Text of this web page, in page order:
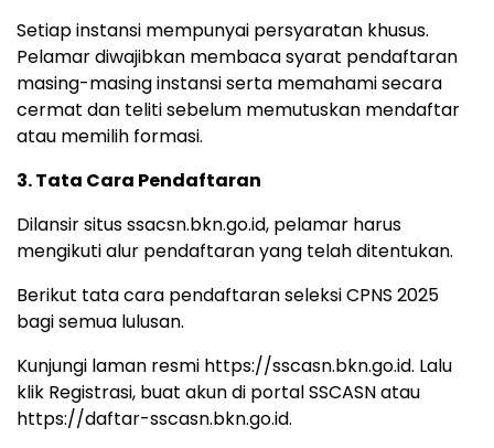
Setiap instansi mempunyai persyaratan khusus.
Pelamar diwajibkan membaca syarat pendaftaran
masing-masing instansi serta memahami secara
cermat dan teliti sebelum memutuskan mendaftar
atau memilih formasi.
3. Tata Cara Pendaftaran
Dilansir situs ssacsn.bkn.go.id, pelamar harus
mengikuti alur pendaftaran yang telah ditentukan.
Berikut tata cara pendaftaran seleksi CPNS 2025
bagi semua lulusan.
Kunjungi laman resmi https://sscasn.bkn.go.id. Lalu
klik Registrasi, buat akun di portal SSCASN atau
https://daftar-sscasn.bkn.go.id.